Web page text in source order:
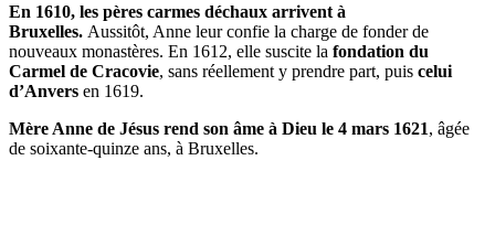
En 1610, les pères carmes déchaux arrivent à
Bruxelles. Aussitôt, Anne leur confie la charge de fonder de
nouveaux monastères. En 1612, elle suscite la fondation du
Carmel de Cracovie, sans réellement y prendre part, puis celui
d’Anvers en 1619.
Mère Anne de Jésus rend son âme à Dieu le 4 mars 1621, âgée
de soixante-quinze ans, à Bruxelles.